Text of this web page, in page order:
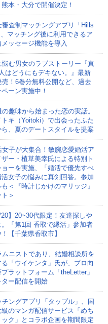
本・大分で開催決定！
審査制マッチングアプリ「Hills
マッチング後に利用できるア
メッセージ機能を導入
悩む男女のラブストーリー『真
はどうにもデキない。』最新
売！6巻分無料公開など、過去
ーン実施中！
の趣味から始まった恋の実話。
トキ（Yoitoki）で出会ったふた
ら、夏のデートスタイルを提案
女子が大集合！敏腕恋愛婚活ア
ザー・植草美幸氏による特別ト
ョーを実施、「婚活で優先すべ
女子の悩みに真剣回答。参加
＜『時計じかけのマリッジ』
＞
20】20~30代限定！友達探しや
「第1回 香取で縁活」参加者
【千葉県香取市】
ムニストであり、結婚相談所を
「ウイケンタ」氏が、プロ向
ラットフォーム「theLetter」
ー配信を開始
チングアプリ「タップル」、国
級のマンガ配信サービス「めち
ック」とコラボ企画を期間限定